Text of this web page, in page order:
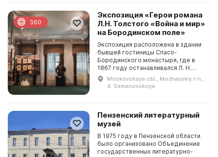
Экспозиция «Герои романа
Л.Н. Толстого «Война и мир»
на Бородинском поле»
Экспозиция расположена в здании
бывшей гостиницы Спасо-
Бородинского монастыря, где в
1867 году останавливался Л. Н.
Толстой, автор романа-эпопеи
«Война и мир». Исторический
интерьер гостиницы был прео...
Moskovskaya obl., Mozhayskiy r-n.,
d. Semenovskoye
360
Пензенский литературный
музей
В 1975 году в Пензенской области
было организовано Объединение
государственных литературно-